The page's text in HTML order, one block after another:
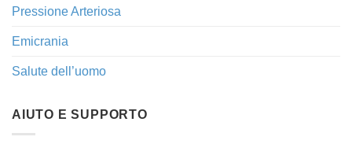
Pressione Arteriosa
Emicrania
Salute dell’uomo
AIUTO E SUPPORTO